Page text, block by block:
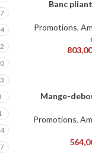
CHOIX DES
Banc
Promotions,
CHOIX DES
Mange-
Promotions,